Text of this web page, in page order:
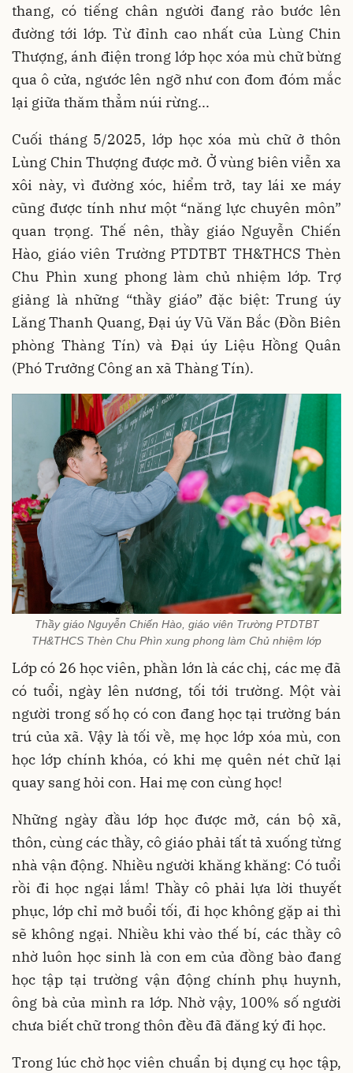
thang, có tiếng chân người đang rảo bước lên
đường tới lớp. Từ đỉnh cao nhất của Lùng Chin
Thượng, ánh điện trong lớp học xóa mù chữ bừng
qua ô cửa, ngước lên ngỡ như con đom đóm mắc
lại giữa thăm thẳm núi rừng...
Cuối tháng 5/2025, lớp học xóa mù chữ ở thôn
Lùng Chin Thượng được mở. Ở vùng biên viễn xa
xôi này, vì đường xóc, hiểm trở, tay lái xe máy
cũng được tính như một “năng lực chuyên môn”
quan trọng. Thế nên, thầy giáo Nguyễn Chiến
Hào, giáo viên Trường PTDTBT TH&THCS Thèn
Chu Phìn xung phong làm chủ nhiệm lớp. Trợ
giảng là những “thầy giáo” đặc biệt: Trung úy
Lăng Thanh Quang, Đại úy Vũ Văn Bắc (Đồn Biên
phòng Thàng Tín) và Đại úy Liệu Hồng Quân
(Phó Trưởng Công an xã Thàng Tín).
Thầy giáo Nguyễn Chiến Hào, giáo viên Trường PTDTBT
TH&THCS Thèn Chu Phìn xung phong làm Chủ nhiệm lớp
Lớp có 26 học viên, phần lớn là các chị, các mẹ đã
có tuổi, ngày lên nương, tối tới trường. Một vài
người trong số họ có con đang học tại trường bán
trú của xã. Vậy là tối về, mẹ học lớp xóa mù, con
học lớp chính khóa, có khi mẹ quên nét chữ lại
quay sang hỏi con. Hai mẹ con cùng học!
Những ngày đầu lớp học được mở, cán bộ xã,
thôn, cùng các thầy, cô giáo phải tất tả xuống từng
nhà vận động. Nhiều người khăng khăng: Có tuổi
rồi đi học ngại lắm! Thầy cô phải lựa lời thuyết
phục, lớp chỉ mở buổi tối, đi học không gặp ai thì
sẽ không ngại. Nhiều khi vào thế bí, các thầy cô
nhờ luôn học sinh là con em của đồng bào đang
học tập tại trường vận động chính phụ huynh,
ông bà của mình ra lớp. Nhờ vậy, 100% số người
chưa biết chữ trong thôn đều đã đăng ký đi học.
Trong lúc chờ học viên chuẩn bị dụng cụ học tập,